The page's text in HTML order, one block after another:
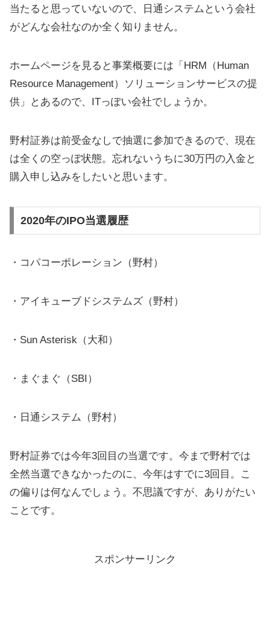
当たると思っていないので、日通システムという会社
がどんな会社なのか全く知りません。
ホームページを見ると事業概要には「HRM（Human
Resource Management）ソリューションサービスの提
供」とあるので、ITっぽい会社でしょうか。
野村証券は前受金なしで抽選に参加できるので、現在
は全くの空っぽ状態。忘れないうちに30万円の入金と
購入申し込みをしたいと思います。
2020年のIPO当選履歴
・コパコーポレーション（野村）
・アイキューブドシステムズ（野村）
・Sun Asterisk（大和）
・まぐまぐ（SBI）
・日通システム（野村）
野村証券では今年3回目の当選です。今まで野村では
全然当選できなかったのに、今年はすでに3回目。こ
の偏りは何なんでしょう。不思議ですが、ありがたい
ことです。
スポンサーリンク